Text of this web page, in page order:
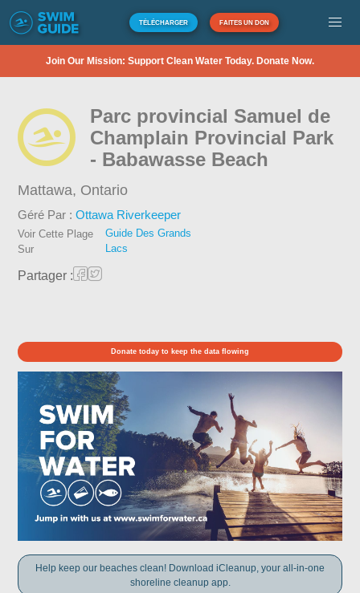
TÉLÉCHARGER FAITES UN DON
Join Our Mission: Support Clean Water Today. Donate Now.
Parc provincial Samuel de
Champlain Provincial Park
- Babawasse Beach
Mattawa, Ontario
Géré Par :Ottawa Riverkeeper
Voir Cette Plage
Sur
Guide Des Grands
Lacs
Partager :
Donate today to keep the data flowing
Help keep our beaches clean! Download iCleanup, your all-in-one
shoreline cleanup app.